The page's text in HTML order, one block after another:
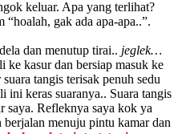
keluar. Apa yang terlihat?
“hoalah, gak ada apa-apa..”.
dan menutup tirai.. jeglek…
ke kasur dan bersiap masuk ke
tangis terisak penuh sedu
ini keras suaranya.. Suara tangis
saya. Refleknya saya kok ya
berjalan menuju pintu kamar dan